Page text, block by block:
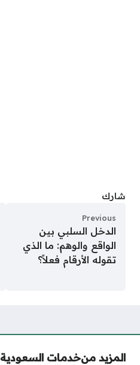
شارك
Previous
الدخل السلبي بين
الواقع والوهم: ما الذي
تقوله الأرقام فعلاً؟
المزيد منخدمات السعودية